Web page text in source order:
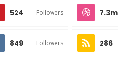
524 Followers 7.3m
849 Followers 286